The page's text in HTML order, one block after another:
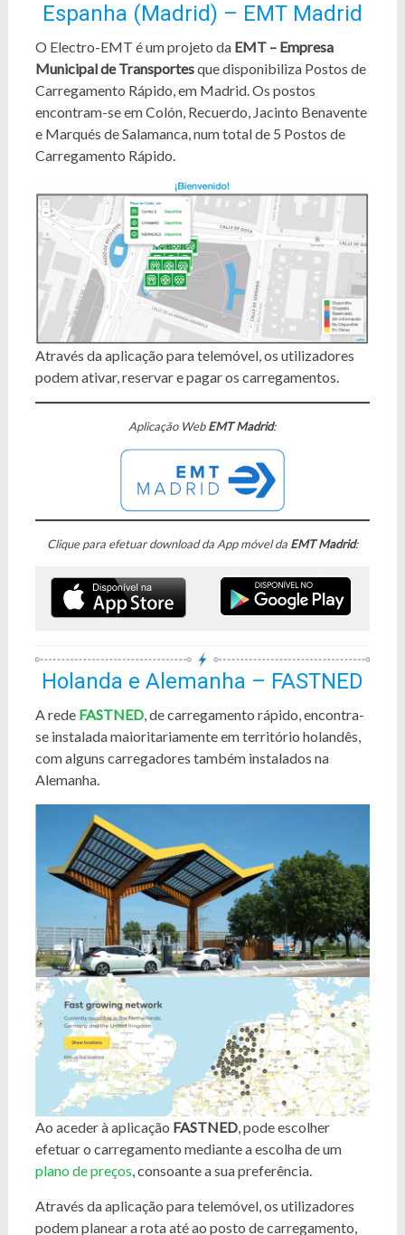
Espanha (Madrid) – EMT Madrid
O Electro-EMT é um projeto da EMT – Empresa
Municipal de Transportesque disponibiliza Postos de
Carregamento Rápido, em Madrid. Os postos
encontram-se em Colón, Recuerdo, Jacinto Benavente
e Marqués de Salamanca, num total de 5 Postos de
Carregamento Rápido.
Através da aplicação para telemóvel, os utilizadores
podem ativar, reservar e pagar os carregamentos.
Aplicação WebEMT Madrid:
Clique para efetuar download da App móvel da EMT Madrid:
Holanda e Alemanha – FASTNED
A rede FASTNED, de carregamento rápido, encontra-
se instalada maioritariamente em território holandês,
com alguns carregadores também instalados na
Alemanha.
Ao aceder à aplicação FASTNED, pode escolher
efetuar o carregamento mediante a escolha de um
plano de preços, consoante a sua preferência.
Através da aplicação para telemóvel, os utilizadores
podem planear a rota até ao posto de carregamento,